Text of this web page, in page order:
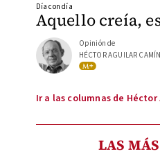
Aquello creía,
Día con día
Opinión de
HÉCTOR AGUILAR CAMÍN
Ir a las columnas de
LAS